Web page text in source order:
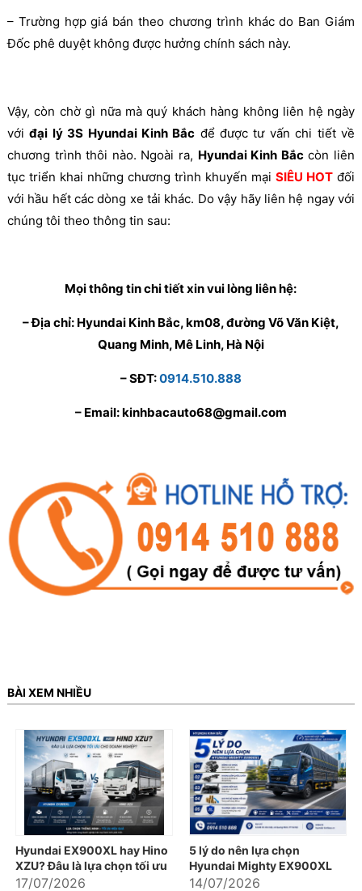
– Trường hợp giá bán theo chương trình khác do Ban Giám
Đốc phê duyệt không được hưởng chính sách này.
Vậy, còn chờ gì nữa mà quý khách hàng không liên hệ ngày
vớiđại lý 3S Hyundai Kinh Bắc để được tư vấn chi tiết về
chương trình thôi nào. Ngoài ra, Hyundai Kinh Bắccòn liên
tục triển khai những chương trình khuyến mạiSIÊU HOT đối
với hầu hết các dòng xe tải khác. Do vậy hãy liên hệ ngay với
chúng tôi theo thông tin sau:
Mọi thông tin chi tiết xin vui lòng liên hệ:
– Địa chỉ: Hyundai Kinh Bắc, km08, đường Võ Văn Kiệt,
Quang Minh, Mê Linh, Hà Nội
– SĐT:0914.510.888
– Email: kinhbacauto68@gmail.com
BÀI XEM NHIỀU
Hyundai EX900XL hay Hino
XZU? Đâu là lựa chọn tối ưu
cho doanh nghiệp?
17/07/2026
5 lý do nên lựa chọn
Hyundai Mighty EX900XL
14/07/2026